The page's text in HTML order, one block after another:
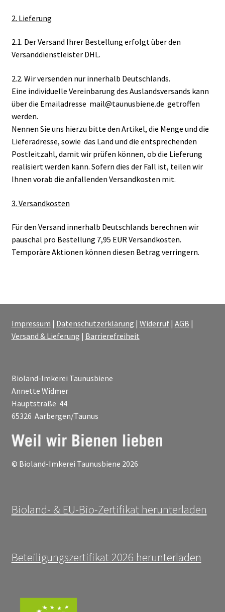
2. Lieferung
2.1. Der Versand Ihrer Bestellung erfolgt über den
Versanddienstleister DHL.
2.2. Wir versenden nur innerhalb Deutschlands.
Eine individuelle Vereinbarung des Auslandsversands kann
über die Emailadresse mail@taunusbiene.de getroffen
werden.
Nennen Sie uns hierzu bitte den Artikel, die Menge und die
Lieferadresse, sowie das Land und die entsprechenden
Postleitzahl, damit wir prüfen können, ob die Lieferung
realisiert werden kann. Sofern dies der Fall ist, teilen wir
Ihnen vorab die anfallenden Versandkosten mit.
3. Versandkosten
Für den Versand innerhalb Deutschlands berechnen wir
pauschal pro Bestellung 7,95 EUR Versandkosten.
Temporäre Aktionen können diesen Betrag verringern.
Impressum | Datenschutzerklärung | Widerruf| AGB |
Versand & Lieferung | Barrierefreiheit
Bioland-Imkerei Taunusbiene
Annette Widmer
Hauptstraße 44
65326 Aarbergen/Taunus
© Bioland-Imkerei Taunusbiene 2026
Bioland- & EU-Bio-Zertifikat herunterladen
Beteiligungszertifikat 2026 herunterladen